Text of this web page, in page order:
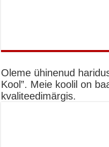
Oleme ühinenud
Kool”. Meie koolil on
kvaliteedimärgis.